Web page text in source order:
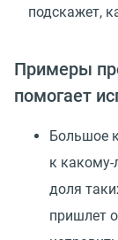
подскажет,
Примеры
помогает
Большое
к какому-
доля
пришлет